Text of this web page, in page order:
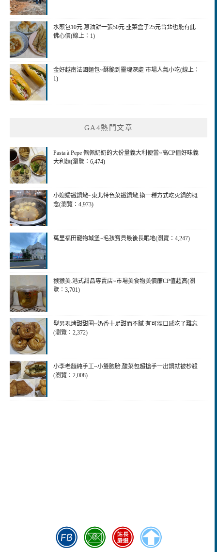
水煎包10元.蔥油餅一張50元.韭菜盒子25元台北也能有此
佛心價(線上：1)
金好越南法國麵包~酥脆到靈魂深處 市場人氣小吃(線上：
1)
GA4熱門文章
Pasta à Pepe 佩佩奶奶的大份量義大利便當~高CP值好味義
大利麵(瀏覽：6,474)
小媳婦鐵鍋燉~東北特色菜鐵鍋燉.換一種方式吃火鍋的概
念(瀏覽：4,973)
萬里福田竉物城堡~毛孩寶貝最後長眠地(瀏覽：4,247)
猴猴美.港式甜品專賣店~市場美食物美價廉CP值超高(瀏
覽：3,701)
型男現烤甜甜圈~奶香十足甜而不膩 有可頌口感吃了難忘
(瀏覽：2,372)
小李老麵純手工~小雙胞胎.酸菜包超搶手一出鍋就被杪殺
(瀏覽：2,008)